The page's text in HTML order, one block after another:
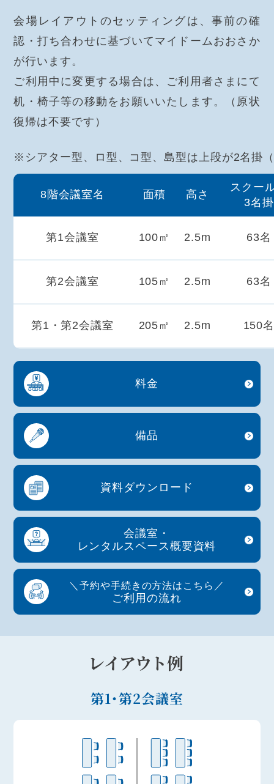
会場レイアウトのセッティングは、事前の確
認・打ち合わせに基づいてマイドームおおさか
が行います。
ご利用中に変更する場合は、ご利用者さまにて
机・椅子等の移動をお願いいたします。（原状
復帰は不要です）
※シアター型、ロ型、コ型、島型は上段が2名掛
8階会議室名 面積 高さ
スクー
3名掛
第1会議室 100㎡ 2.5m 63名
第2会議室 105㎡ 2.5m 63名
第1・第2会議室 205㎡ 2.5m 150
料金
備品
資料ダウンロード
会議室・
レンタルスペース 概要資料
＼予約や手続きの方法はこちら ／
ご利用の流れ
レイアウト例
第1・第2会議室